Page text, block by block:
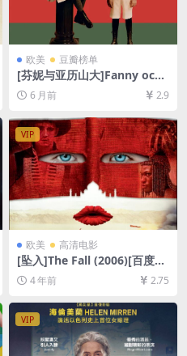
欧美 豆瓣榜单
[芬妮与亚历山大]Fanny och
Alexander (1982)[百度网盘
+夸克网盘1080P超清未删减
资源][网盘在线播放/下载][MP
4/20GB][中文字幕]
6 月前 2.9
VIP
欧美 高清电影
[坠入]The Fall (2006)[百度网
盘+迅雷云盘资源1080P超清
未删减][MP4/7GB][中文字幕]
4 年前 2.75
VIP